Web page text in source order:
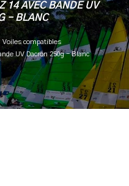
14 AVEC BANDE UV
- BLANC
Voiles compatibles
UV Dacron 250g - Blanc